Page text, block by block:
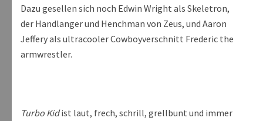
Dazu gesellen sich noch Edwin Wright als Skeletron,
der Handlanger und Henchman von Zeus, und Aaron
Jeffery als ultracooler Cowboyverschnitt Frederic the
armwrestler.
Turbo Kidist laut, frech, schrill, grellbunt und immer